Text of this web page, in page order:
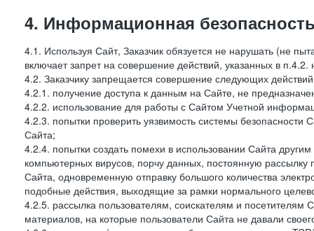
4. Информационная
4.1. Используя Сайт, Заказчик обязуется не нарушать (не
включает запрет на совершение действий, указанных в
4.2. Заказчику запрещается совершение следующих
4.2.1. получение доступа к данным на Сайте, не
4.2.2. использование для работы с Сайтом Учетной
4.2.3. попытки проверить уязвимость системы
Сайта;
4.2.4. попытки создать помехи в использовании Сайта
компьютерных вирусов, порчу данных, постоянную
Сайта, одновременную отправку большого количества
подобные действия, выходящие за рамки нормального
4.2.5. рассылка пользователям, соискателям и
материалов, на которые пользователи Сайта не давали